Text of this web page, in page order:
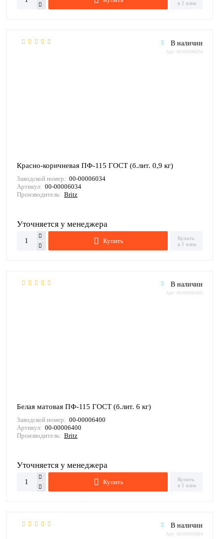
в 1 клик
В наличии
Арт: 00-00006034
Красно-коричневая ПФ-115 ГОСТ (б.лит. 0,9 кг)
Заводской номер: 00-00006034
Артикул: 00-00006034
Производитель: Britz
Уточняется у менеджера
Купить
Купить
в 1 клик
В наличии
Арт: 00-00006400
Белая матовая ПФ-115 ГОСТ (б.лит. 6 кг)
Заводской номер: 00-00006400
Артикул: 00-00006400
Производитель: Britz
Уточняется у менеджера
Купить
Купить
в 1 клик
В наличии
Арт: 00-00005884